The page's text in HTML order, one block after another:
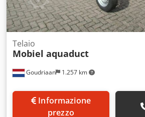
Goudriaan 1.257 km
Telaio
Mobiel aquaduct
prezzo